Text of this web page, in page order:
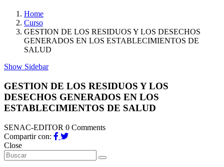
Home
Curso
GESTION DE LOS RESIDUOS Y LOS DESECHOS
GENERADOS EN LOS ESTABLECIMIENTOS DE
SALUD
Show Sidebar
GESTION DE LOS RESIDUOS Y LOS
DESECHOS GENERADOS EN LOS
ESTABLECIMIENTOS DE SALUD
SENAC-EDITOR 0 Comments
Compartir con:
Close